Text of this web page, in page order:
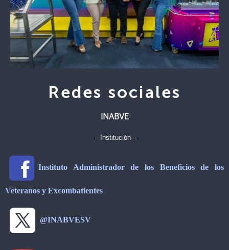
Redes sociales
INABVE
– Institución –
Instituto Administrador de los Beneficios de los
Veteranos y Excombatientes
@INABVESV